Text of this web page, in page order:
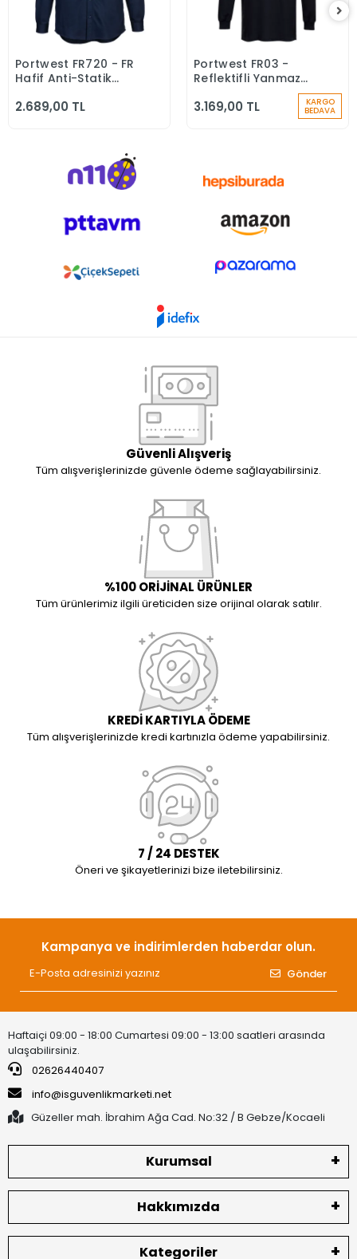
Sepete Ekle
Portwest FR720 - FR
Hafif Anti-Statik
Alev Almaz
2.689,00 TL
Sepete Ekle
Portwest FR03 -
Reflektifli Yanmaz
Modaflame Anti-
3.169,00 TL KARGO
BEDAVA
Güvenli Alışveriş
Tüm alışverişlerinizde güvenle ödeme sağlayabilirsiniz.
%100 ORİJİNAL ÜRÜNLER
Tüm ürünlerimiz ilgili üreticiden size orijinal olarak satılır.
KREDİ KARTIYLA ÖDEME
Tüm alışverişlerinizde kredi kartınızla ödeme yapabilirsiniz.
7 / 24 DESTEK
Öneri ve şikayetlerinizi bize iletebilirsiniz.
Kampanya ve indirimlerden haberdar olun.
Gönder
Haftaiçi 09:00 - 18:00 Cumartesi 09:00 - 13:00 saatleri arasında
ulaşabilirsiniz.
02626440407
info@isguvenlikmarketi.net
Güzeller mah. İbrahim Ağa Cad. No:32 / B Gebze/Kocaeli
Kurumsal
Hakkımızda
Kategoriler